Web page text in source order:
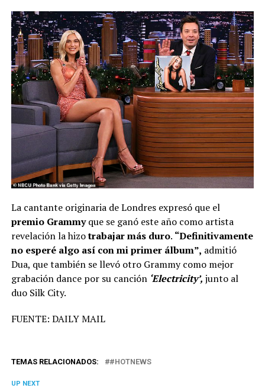
La cantante originaria de Londres expresó que el
premio Grammyque se ganó este año como artista
revelación la hizotrabajar más duro. “Definitivamente
no esperé algo así con mi primer álbum”, admitió
Dua, que también se llevó otro Grammy como mejor
grabación dance por su canción‘Electricity’, junto al
duo Silk City.
FUENTE: DAILY MAIL
TEMAS RELACIONADOS: #HOTNEWS
UP NEXT